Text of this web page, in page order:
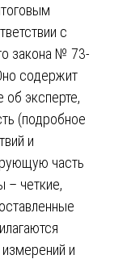
с
закона № 73-
содержит
об эксперте,
(подробное
и
часть
– четкие,
и